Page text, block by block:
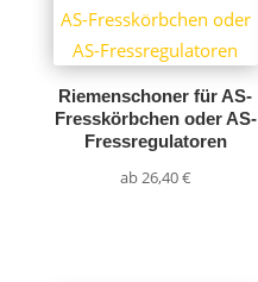
Riemenschoner für AS-
Fresskörbchen oder AS-
Fressregulatoren
ab 26,40€